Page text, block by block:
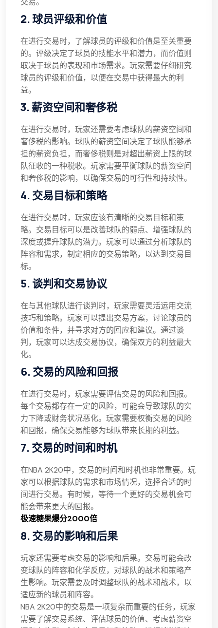
2. 球员评级和价值
在进行交易时，了解球员的评级和价值是至关重要
的。评级决定了球员的技能水平和潜力，而价值则
取决于球员的表现和市场需求。玩家需要仔细研究
球员的评级和价值，以便在交易中获得最大的利
益。
3. 薪资空间和奢侈税
在进行交易时，玩家还需要考虑球队的薪资空间和
奢侈税的影响。球队的薪资空间决定了球队能够承
担的薪资负担，而奢侈税则是对超出薪资上限的球
队征收的一种税收。玩家需要平衡球队的薪资空间
和奢侈税的影响，以确保交易的可行性和持续性。
4. 交易目标和策略
在进行交易时，玩家应该有清晰的交易目标和策
略。交易目标可以是改善球队的弱点、增强球队的
深度或提升球队的潜力。玩家可以通过分析球队的
阵容和需求，制定相应的交易策略，以达到交易目
标。
5. 谈判和交易协议
在与其他球队进行谈判时，玩家需要灵活运用交流
技巧和策略。玩家可以提出交易方案，讨论球员的
价值和条件，并寻求对方的回应和建议。通过谈
判，玩家可以达成交易协议，确保双方的利益最大
化。
6. 交易的风险和回报
在进行交易时，玩家需要评估交易的风险和回报。
每个交易都存在一定的风险，可能会导致球队的实
力下降或财务状况恶化。玩家需要权衡交易的风险
和回报，确保交易能够为球队带来长期的利益。
7. 交易的时间和时机
在NBA 2K20中，交易的时间和时机也非常重要。玩
家可以根据球队的需求和市场情况，选择合适的时
间进行交易。有时候，等待一个更好的交易机会可
能会带来更大的回报。
极速糖果爆分2000倍
8. 交易的影响和后果
玩家还需要考虑交易的影响和后果。交易可能会改
变球队的阵容和化学反应，对球队的战术和策略产
生影响。玩家需要及时调整球队的战术和战术，以
适应新的球员和阵容。
NBA 2K20中的交易是一项复杂而重要的任务，玩家
需要了解交易系统、评估球员的价值、考虑薪资空